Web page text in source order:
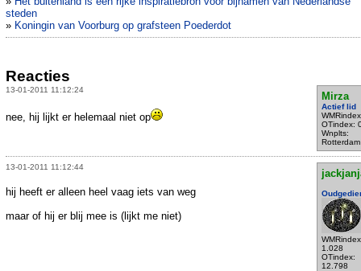
steden
» Koningin van Voorburg op grafsteen Poederdot
Reacties
13-01-2011 11:12:24
Mirza
Actief lid
OTindex:
Wnplts:
Rotterdam
nee, hij lijkt er helemaal niet op
13-01-2011 11:12:44
1.028
OTindex:
12.798
hij heeft er alleen heel vaag iets van weg
maar of hij er blij mee is (lijkt me niet)